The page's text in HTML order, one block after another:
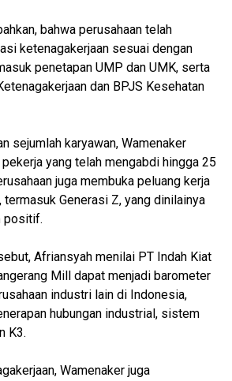
bahwa perusahaan telah
ketenagakerjaan sesuai dengan
penetapan UMP dan UMK, serta
dan BPJS Kesehatan
sejumlah karyawan, Wamenaker
yang telah mengabdi hingga 25
juga membuka peluang kerja
Generasi Z, yang dinilainya
positif.
Afriansyah menilai PT Indah Kiat
Mill dapat menjadi barometer
industri lain di Indonesia,
hubungan industrial, sistem
K3.
Wamenaker juga